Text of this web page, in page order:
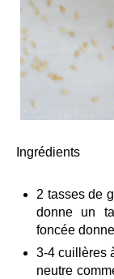
Ingrédients
2 tasses de
donne un
foncée
3-4 cuillères
neutre